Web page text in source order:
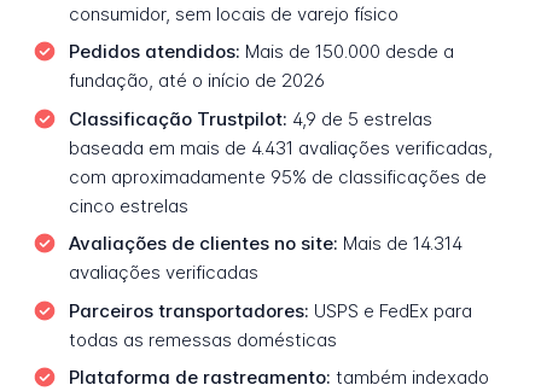
consumidor, sem locais de varejo físico
Pedidos atendidos: Mais de 150.000 desde a
fundação, até o início de 2026
Classificação Trustpilot: 4,9 de 5 estrelas
baseada em mais de 4.431 avaliações verificadas,
com aproximadamente 95% de classificações de
cinco estrelas
Avaliações de clientes no site: Mais de 14.314
avaliações verificadas
Parceiros transportadores: USPS e FedEx para
todas as remessas domésticas
Plataforma de rastreamento: também indexado